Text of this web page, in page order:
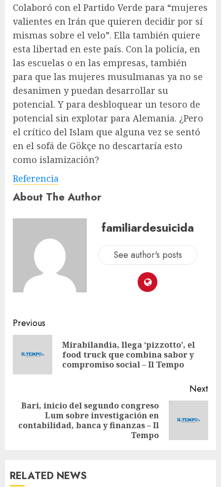
Colaboró ​​con el Partido Verde para “mujeres
valientes en Irán que quieren decidir por sí
mismas sobre el velo”. Ella también quiere
esta libertad en este país. Con la policía, en
las escuelas o en las empresas, también
para que las mujeres musulmanas ya no se
desanimen y puedan desarrollar su
potencial. Y para desbloquear un tesoro de
potencial sin explotar para Alemania. ¿Pero
el crítico del Islam que alguna vez se sentó
en el sofá de Gökçe no descartaría esto
como islamización?
Referencia
About The Author
familiardesuicida
See author's posts
Previous
Mirabilandia, llega ‘pizzotto’, el
food truck que combina sabor y
compromiso social – Il Tempo
Next
Bari, inicio del segundo congreso
Lum sobre investigación en
contabilidad, banca y finanzas – Il
Tempo
RELATED NEWS